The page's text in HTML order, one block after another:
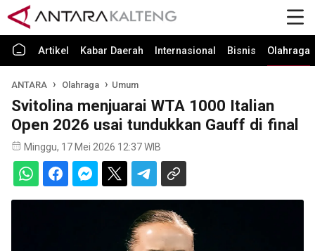
Artikel Kabar Daerah Internasional Bisnis Olahraga
ANTARA Olahraga Umum
Svitolina menjuarai WTA 1000 Italian
Open 2026 usai tundukkan Gauff di final
Minggu, 17 Mei 2026 12:37 WIB